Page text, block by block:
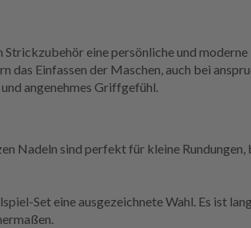
eine persönliche und
das Einfassen der Maschen, auch bei
angenehmes Griffgefühl.
Nadeln sind perfekt für kleine Rundungen,
Set eine ausgezeichnete Wahl. Es ist